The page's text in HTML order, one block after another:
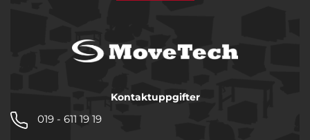
Kontaktuppgifter
019 - 611 19 19